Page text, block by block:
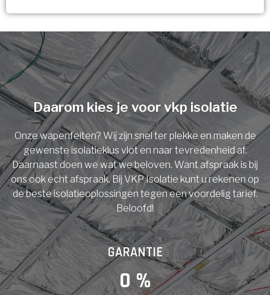
Meerdere keuzes mogelijk
Isolatiemaatregel
Spouwisolatie
Vloerisolatie
Dakisolatie
Gevelisolatie
Vorige Volgende
U komt in aanmerking voor
subsidie!
Vul uw gegevens in en ontvang nu direct uw
berekening per mail.
Voornaam
Achternaam
E-mail
Daarom kies je voor vkp isolatie
Onze wapenfeiten? Wij zijn snel ter plekke en maken de
gewenste isolatieklus vlot en naar tevredenheid af.
Daarnaast doen we wat we beloven. Want afspraak is bij
ons ook echt afspraak. Bij VKP Isolatie kunt u rekenen op
de beste isolatieoplossingen tegen een voordelig tarief.
Beloofd!
GARANTIE
0 %